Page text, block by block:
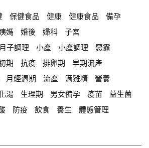
保健食品 健康 健康食品
備孕
媽 婚後 婦科
子宮
子調理 小產 小產調理
惡露
期 抗疫 排卵期
早期流產
月經週期 流產 滴雞精
營養
湯 生理期 男女備孕 疫苗
益生菌
防疫 飲食 養生 體態管理